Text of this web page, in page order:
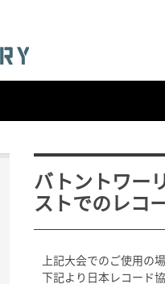
バトントワー
ストでのレコ
上記大会でのご使用の場
下記より日本レコード